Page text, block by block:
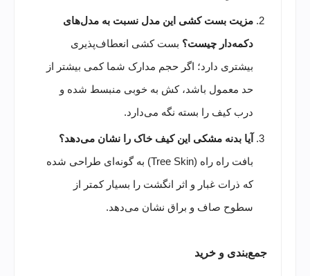
مزیت بست کشی این مدل نسبت به مدل‌های
دکمه‌دار چیست؟ بست کشی انعطاف‌پذیری
بیشتری دارد؛ اگر حجم مدارک شما کمی بیشتر از
حد معمول باشد، کش به خوبی منبسط شده و
درب کیف را بسته نگه می‌دارد.
آیا بدنه مشکی این کیف خاک را نشان می‌دهد؟
بافت راه راه (Tree Skin) به گونه‌ای طراحی شده
که ذرات غبار و اثر انگشت را بسیار کمتر از
سطوح صاف و براق نشان می‌دهد.
جمع‌بندی و خرید